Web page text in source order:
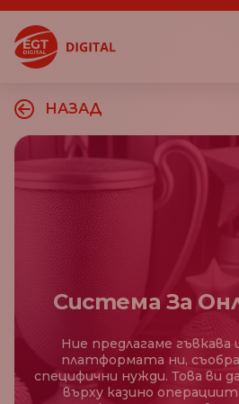
НАЗАД
Система За
Ние предлагаме
платформата ни,
специфични нужди. Това ви
върху казино